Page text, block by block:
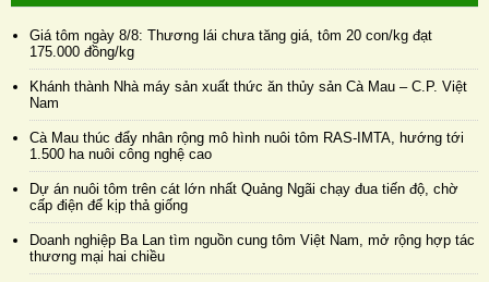
Giá tôm ngày 8/8: Thương lái chưa tăng giá, tôm 20 con/kg đạt
175.000 đồng/kg
Khánh thành Nhà máy sản xuất thức ăn thủy sản Cà Mau – C.P. Việt
Nam
Cà Mau thúc đẩy nhân rộng mô hình nuôi tôm RAS-IMTA, hướng tới
1.500 ha nuôi công nghệ cao
Dự án nuôi tôm trên cát lớn nhất Quảng Ngãi chạy đua tiến độ, chờ
cấp điện để kịp thả giống
Doanh nghiệp Ba Lan tìm nguồn cung tôm Việt Nam, mở rộng hợp tác
thương mại hai chiều